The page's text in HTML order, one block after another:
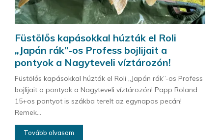
Füstölős kapásokkal húzták el Roli
„Japán rák”-os Profess bojlijait a
pontyok a Nagyteveli víztározón!
Füstölős kapásokkal húzták el Roli „Japán rák”-os Profess
bojlijait a pontyok a Nagyteveli víztározón! Papp Roland
15+os pontyot is szákba terelt az egynapos pecán!
Remek...
Tovább olvasom